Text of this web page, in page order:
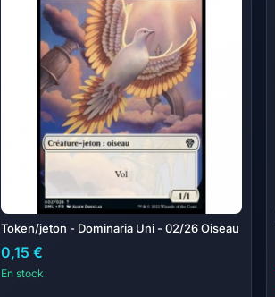
Token/jeton - Dominaria Uni - 02/26 Oiseau
0,15 €
En stock